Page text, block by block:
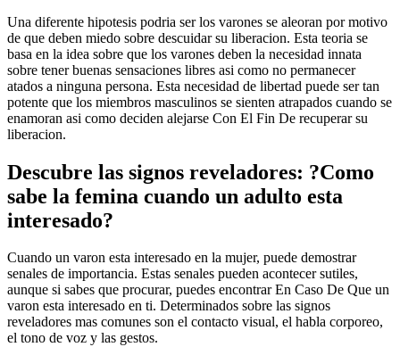
Una diferente hipotesis podri­a ser los varones se aleoran por motivo
de que deben miedo sobre descuidar su liberacion. Esta teoria se
basa en la idea sobre que los varones deben la necesidad innata
sobre tener buenas sensaciones libres asi­ como no permanecer
atados a ninguna persona. Esta necesidad de libertad puede ser tan
potente que los miembros masculinos se sienten atrapados cuando se
enamoran asi­ como deciden alejarse Con El Fin De recuperar su
liberacion.
Descubre las signos reveladores: ?Como
sabe la femina cuando un adulto esta
interesado?
Cuando un varon esta interesado en la mujer, puede demostrar
senales de importancia. Estas senales pueden acontecer sutiles,
aunque si sabes que procurar, puedes encontrar En Caso De Que un
varon esta interesado en ti. Determinados sobre las signos
reveladores mas comunes son el contacto visual, el habla corporeo,
el tono de voz y las gestos.